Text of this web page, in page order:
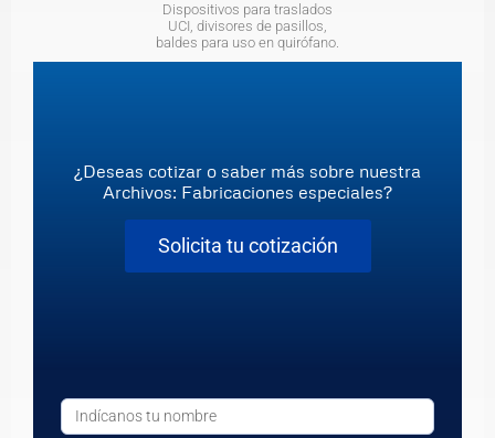
Dispositivos para traslados
UCI, divisores de pasillos,
baldes para uso en quirófano.
¿Deseas cotizar o saber más sobre nuestra
Archivos: Fabricaciones especiales?
Solicita tu cotización